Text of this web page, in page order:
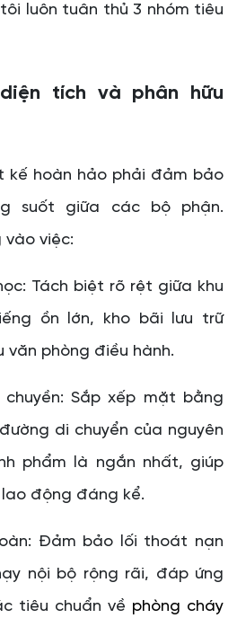
luôn tuân thủ 3 nhóm tiêu
tích và phân hữu
hoàn hảo phải đảm bảo
suốt giữa các bộ phận.
việc:
Tách biệt rõ rệt giữa khu
ồn lớn, kho bãi lưu trữ
văn phòng điều hành.
Sắp xếp mặt bằng
di chuyển của nguyên
phẩm là ngắn nhất, giúp
động đáng kể.
Đảm bảo lối thoát nạn
nội bộ rộng rãi, đáp ứng
tiêu chuẩn về phòng cháy